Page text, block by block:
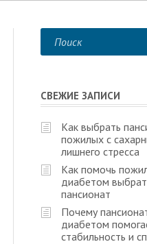
СВЕЖИЕ ЗАПИСИ
Как выбрать
пожилых с
лишнего стресса
Как помочь
диабетом
пансионат
Почему
диабетом
стабильность и